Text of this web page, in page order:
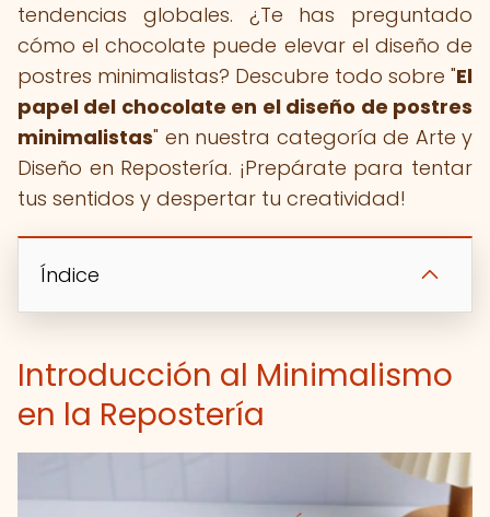
tendencias globales. ¿Te has preguntado
cómo el chocolate puede elevar el diseño de
postres minimalistas? Descubre todo sobre "El
papel del chocolate en el diseño de postres
minimalistas" en nuestra categoría de Arte y
Diseño en Repostería. ¡Prepárate para tentar
tus sentidos y despertar tu creatividad!
Índice
Introducción al Minimalismo
en la Repostería